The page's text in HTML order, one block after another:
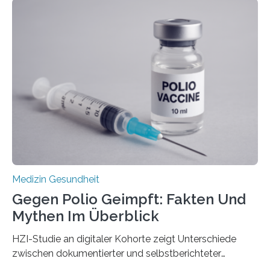
Dringend benötigt werden zielgerichtete Therapien, die
nur Tumorschwachstellen angreifen und normales
Gewebe verschonen. Forschende um Daniel Merk vom
Hertie-Institut für klinische Hirnforschung am
Universitätsklinikum Tübingen haben eine solche
Schwachstelle im Erbgut einer Untergruppe des
Medulloblastoms gefunden. Die Wilhelm Sander-
Stiftung unterstützte das Projekt…
Medizin Gesundheit
Gegen Polio Geimpft: Fakten Und
Mythen Im Überblick
HZI-Studie an digitaler Kohorte zeigt Unterschiede
zwischen dokumentierter und selbstberichteter